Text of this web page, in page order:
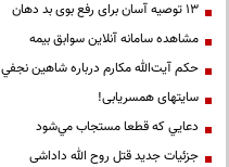
13 توصیه آسان برای رفع بوی بد دهان
مشاهده سامانه آنلاين سوابق بیمه
حكم آيت‌الله مكارم درباره شاهين نجفي
سایتهای همسریابی!
دعايي كه قطعا مستجاب مي‌شود
جزئیات جدید قتل روح الله داداشی